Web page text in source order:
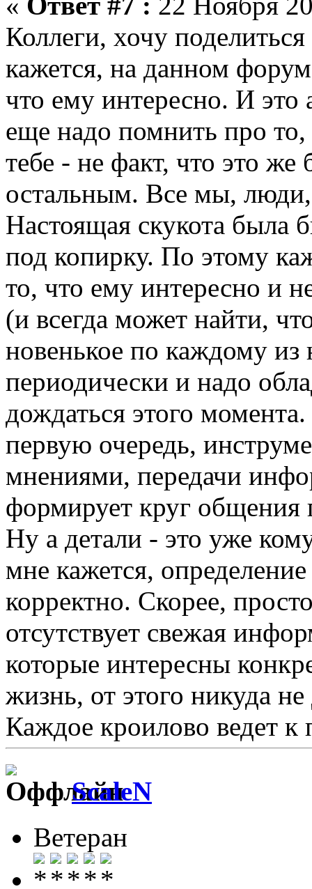
Коллеги, хочу
кажется, на данном
что ему интересно. И
еще надо помнить про то,
тебе - не факт, что это же
остальным. Все мы,
Настоящая скукота была
под копирку. По этому
то, что ему интересно и
(и всегда может найти,
новенькое по каждому из
периодически и надо
дождаться этого
первую очередь,
мнениями, передачи
формирует круг
Ну а детали - это уже
мне кажется,
корректно. Скорее,
отсутствует свежая
которые интересны
жизнь, от этого никуда не
Каждое кроилово ведет к
ScaleN
Ветеран